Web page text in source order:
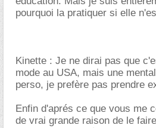
pourquoi la pratiquer si elle
Kinette : Je ne dirai pas que
mode au USA, mais une
perso, je prefère pas prendre
Enfin d'aprés ce que vous me
de vrai grande raison de le